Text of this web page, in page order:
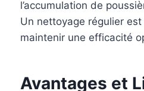
l’accumulation de
Un nettoyage régulier
maintenir une efficacité
Avantages et